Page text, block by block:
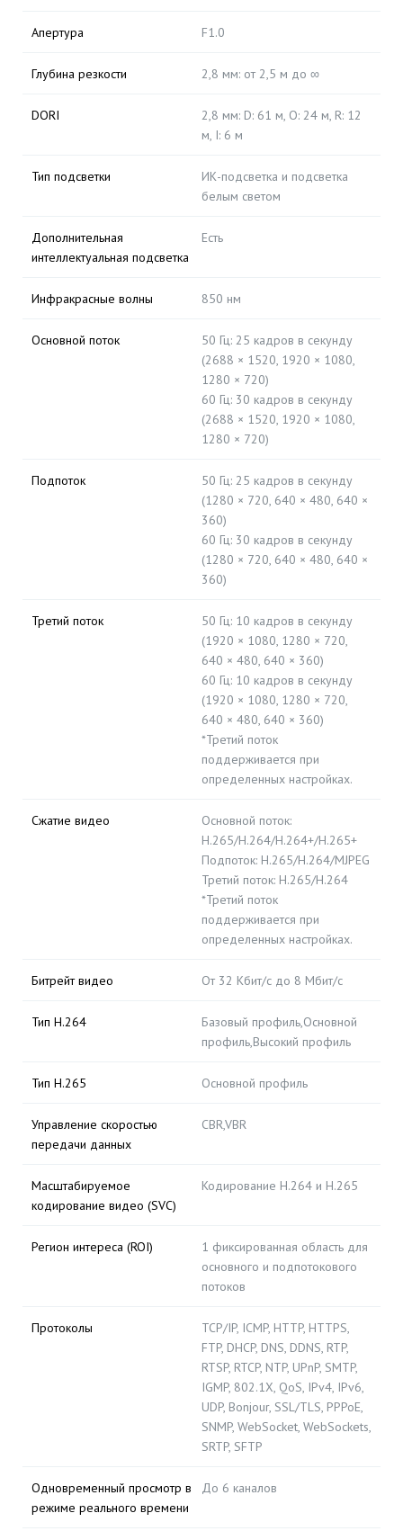
Апертура F1.0
Глубина резкости 2,8 мм: от 2,5 м до ∞
DORI
2,8 мм: D: 61 м, O: 24 м, R: 12
м, I: 6 м
Тип подсветки
ИК-подсветка и подсветка
белым светом
Дополнительная
интеллектуальная подсветка
Есть
Инфракрасные волны 850 нм
Основной поток
50 Гц: 25 кадров в секунду
(2688 × 1520, 1920 × 1080,
1280 × 720)
60 Гц: 30 кадров в секунду
(2688 × 1520, 1920 × 1080,
1280 × 720)
Подпоток
50 Гц: 25 кадров в секунду
(1280 × 720, 640 × 480, 640 ×
360)
60 Гц: 30 кадров в секунду
(1280 × 720, 640 × 480, 640 ×
360)
Третий поток
50 Гц: 10 кадров в секунду
(1920 × 1080, 1280 × 720,
640 × 480, 640 × 360)
60 Гц: 10 кадров в секунду
(1920 × 1080, 1280 × 720,
640 × 480, 640 × 360)
*Третий поток
поддерживается при
определенных настройках.
Сжатие видео
Основной поток:
H.265/H.264/H.264+/H.265+
Подпоток: H.265/H.264/MJPEG
Третий поток: H.265/H.264
*Третий поток
поддерживается при
определенных настройках.
Битрейт видео От 32 Кбит/с до 8 Мбит/с
Тип H.264
Базовый профиль,Основной
профиль,Высокий профиль
Тип H.265 Основной профиль
Управление скоростью
передачи данных
CBR,VBR
Масштабируемое
кодирование видео (SVC)
Кодирование H.264 и H.265
Регион интереса (ROI)
1 фиксированная область для
основного и подпотокового
потоков
Протоколы
TCP/IP, ICMP, HTTP, HTTPS,
FTP, DHCP, DNS, DDNS, RTP,
RTSP, RTCP, NTP, UPnP, SMTP,
IGMP, 802.1X, QoS, IPv4, IPv6,
UDP, Bonjour, SSL/TLS, PPPoE,
SNMP, WebSocket, WebSockets,
SRTP, SFTP
Одновременный просмотр в
режиме реального времени
До 6 каналов